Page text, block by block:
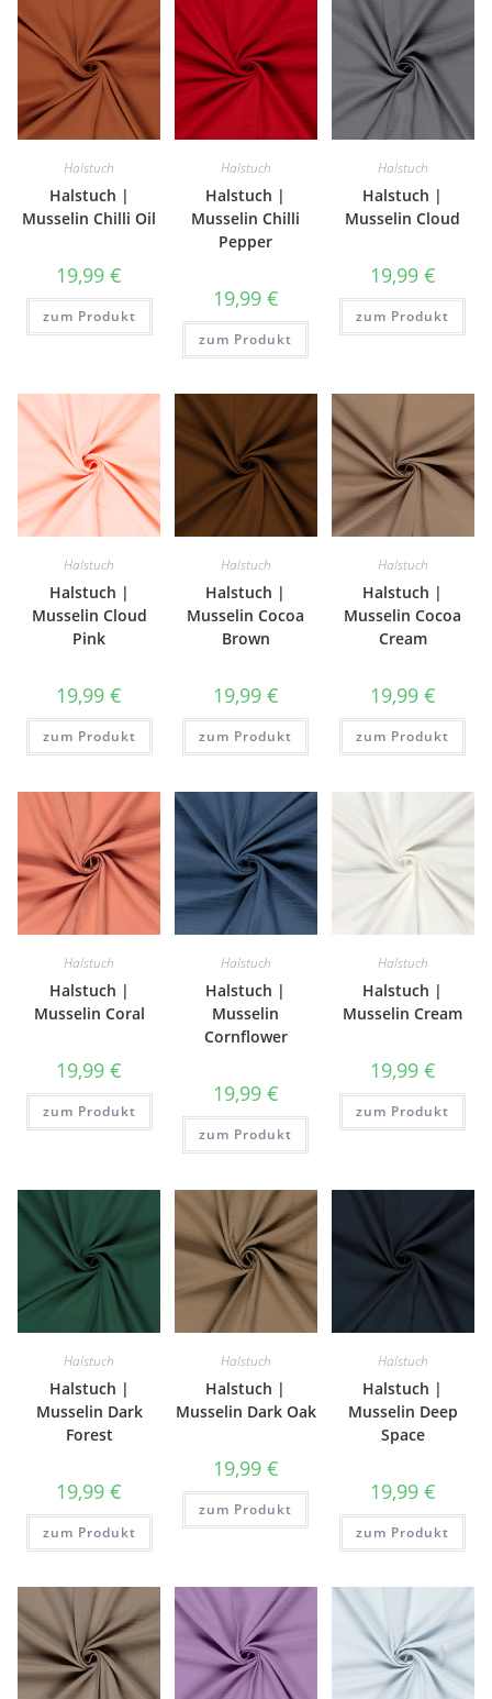
Halstuch
Halstuch |
Musselin Chilli Oil
19,99€
zum Produkt
Halstuch
Halstuch |
Musselin Chilli
Pepper
19,99 €
zum Produkt
Halstuch
Halstuch |
Musselin Cloud
19,99 €
zum Produkt
Halstuch
Halstuch |
Musselin Cloud
Pink
19,99€
zum Produkt
Halstuch
Halstuch |
Musselin Cocoa
Brown
19,99 €
zum Produkt
Halstuch
Halstuch |
Musselin Cocoa
Cream
19,99 €
zum Produkt
Halstuch
Halstuch |
Musselin Coral
19,99€
zum Produkt
Halstuch
Halstuch |
Musselin
Cornflower
19,99 €
zum Produkt
Halstuch
Halstuch |
Musselin Cream
19,99 €
zum Produkt
Halstuch
Halstuch |
Musselin Dark
Forest
19,99€
zum Produkt
Halstuch
Halstuch |
Musselin Dark Oak
19,99 €
zum Produkt
Halstuch
Halstuch |
Musselin Deep
Space
19,99 €
zum Produkt